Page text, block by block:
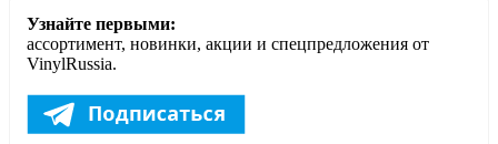
Узнайте первыми:
ассортимент, новинки, акции и спецпредложения от
VinylRussia.